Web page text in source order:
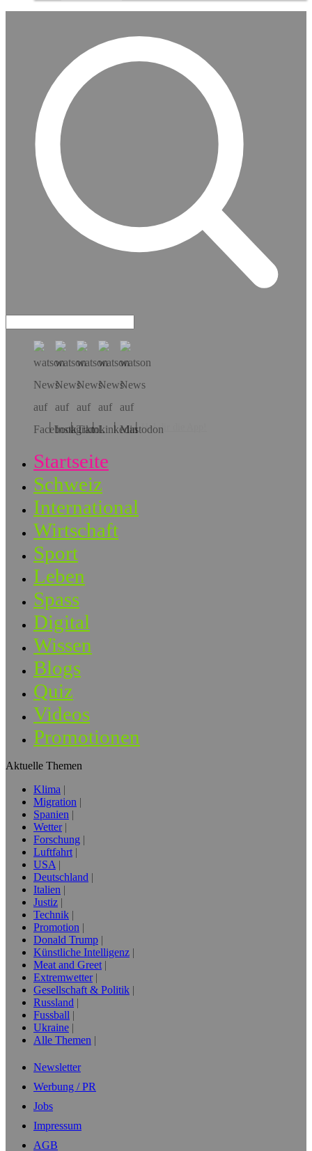
Hol dir die App!
Startseite
Schweiz
International
Wirtschaft
Sport
Leben
Spass
Digital
Wissen
Blogs
Quiz
Videos
Promotionen
Aktuelle Themen
Klima
Migration
Spanien
Wetter
Forschung
Luftfahrt
USA
Deutschland
Italien
Justiz
Technik
Promotion
Donald Trump
Künstliche Intelligenz
Meat and Greet
Extremwetter
Gesellschaft & Politik
Russland
Fussball
Ukraine
Alle Themen
Newsletter
Werbung / PR
Jobs
Impressum
AGB